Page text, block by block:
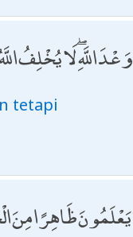
وَعْدَ اللَّهِ ۖ لَا يُخْلِفُ
tetapi
يَعْلَمُونَ ظَاهِرًا مِنَ